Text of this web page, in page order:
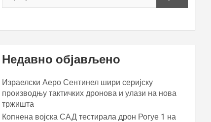
Недавно објављено
Израелски Аеро Сентинел шири серијску
производњу тактичких дронова и улази на нова
тржишта
Копнена војска САД тестирала дрон Рогуе 1 на